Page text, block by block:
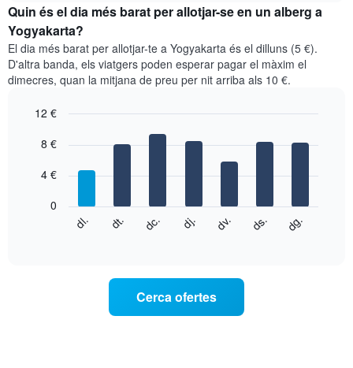
el
preu
mitjà
d'una
habitació
per
El
eix
Quin és el dia més barat per allotjar-se en un alberg a
Yogyakarta?
El dia més barat per allotjar-te a Yogyakarta és el dilluns (5 €).
D'altra banda, els viatgers poden esperar pagar el màxim el
dimecres, quan la mitjana de preu per nit arriba als 10 €.
chart
bars.
graphic.
dl. dt. dc. dj. dv. ds. dg.
0
4 €
8 €
12 €
Cerca ofertes